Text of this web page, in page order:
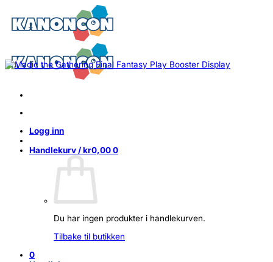
content
Logg inn
Handlekurv /kr0,000
Du har ingen produkter i handlekurven.
Tilbake til butikken
0